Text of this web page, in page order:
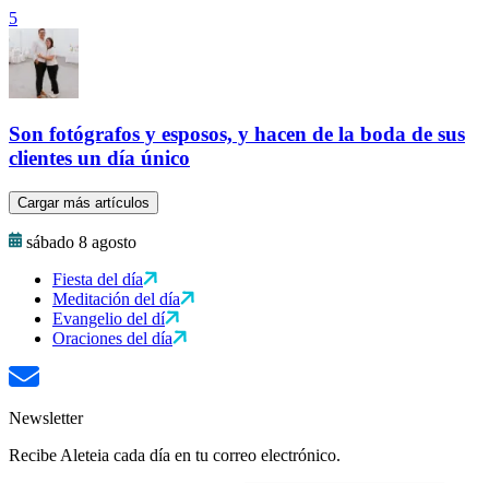
5
Son fotógrafos y esposos, y hacen de la boda de sus
clientes un día único
Cargar más artículos
sábado 8 agosto
Fiesta del día
Meditación del día
Evangelio del dí
Oraciones del día
Newsletter
Recibe Aleteia cada día en tu correo electrónico.